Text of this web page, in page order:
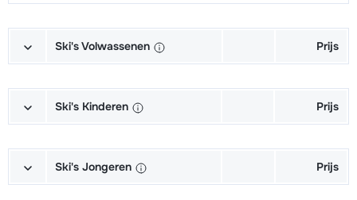
Ski's Volwassenen Prijs
Stokken (6/7 dagen)
dagen)
Ski's Kinderen Prijs
Stokken (6/7 dagen)
Ski's Jongeren Prijs